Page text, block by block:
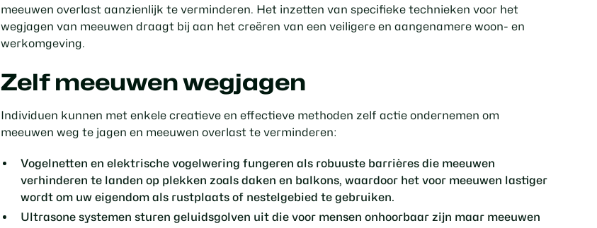
meeuwen overlast aanzienlijk te verminderen. Het inzetten van specifieke technieken voor het
wegjagen van meeuwen draagt bij aan het creëren van een veiligere en aangenamere woon- en
werkomgeving.
Zelf meeuwen wegjagen
Individuen kunnen met enkele creatieve en effectieve methoden zelf actie ondernemen om
meeuwen weg te jagen en meeuwen overlast te verminderen:
Vogelnetten en elektrische vogelwering fungeren als robuuste barrières die meeuwen
verhinderen te landen op plekken zoals daken en balkons, waardoor het voor meeuwen lastiger
wordt om uw eigendom als rustplaats of nestelgebied te gebruiken.
Ultrasone systemen sturen geluidsgolven uit die voor mensen onhoorbaar zijn maar meeuwen